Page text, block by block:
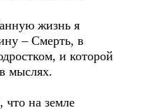
жизнь я
– Смерть, в
и которой
мыслях.
что на земле